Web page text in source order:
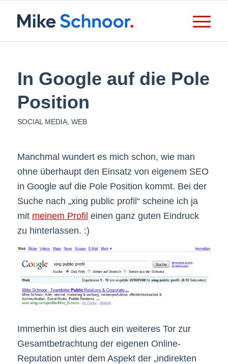
In Google auf die Pole
Position
SOCIAL MEDIA, WEB
Manchmal wundert es mich schon, wie man
ohne überhaupt den Einsatz von eigenem SEO
in Google auf die Pole Position kommt. Bei der
Suche nach „xing public profil“ scheine ich ja
mit meinem Profil einen ganz guten Eindruck
zu hinterlassen. :)
Immerhin ist dies auch ein weiteres Tor zur
Gesamtbetrachtung der eigenen Online-
Reputation unter dem Aspekt der „indirekten